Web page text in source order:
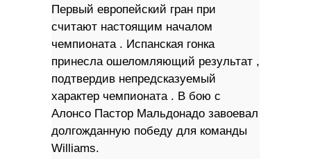
Первый европейский гран при
считают настоящим началом
чемпионата . Испанская гонка
принесла ошеломляющий результат ,
подтвердив непредсказуемый
характер чемпионата . В бою с
Алонсо Пастор Мальдонадо завоевал
долгожданную победу для команды
Williams.